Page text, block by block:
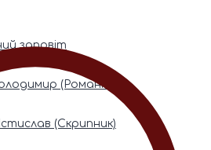
заповіт
(Романюк)
(Скрипник)